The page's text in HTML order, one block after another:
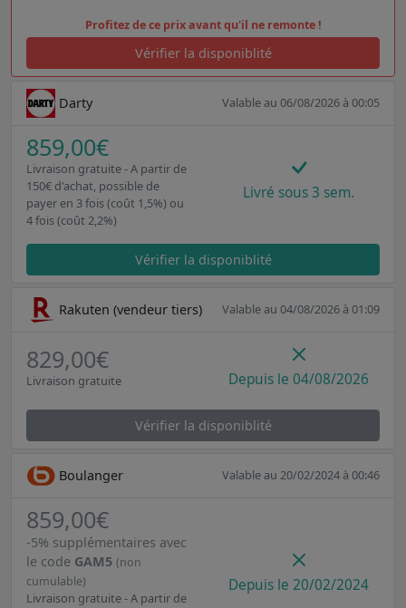
Profitez de ce prix avant qu'il ne remonte !
Vérifier la disponiblité
Darty Valable au 06/08/2026 à 00:05
859,00€
Livraison gratuite - A partir de
150€ d'achat, possible de
payer en 3 fois (coût 1,5%) ou
4 fois (coût 2,2%)
Livré sous 3 sem.
Vérifier la disponiblité
Rakuten (vendeur tiers) Valable au 04/08/2026 à 01:09
829,00€
Livraison gratuite Depuis le 04/08/2026
Vérifier la disponiblité
Boulanger Valable au 20/02/2024 à 00:46
859,00€
-5% supplémentaires avec
le code GAM5 (non
cumulable)
Livraison gratuite - A partir de
Depuis le 20/02/2024